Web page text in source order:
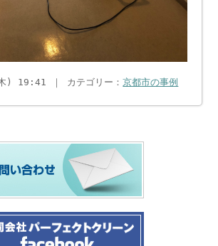
) 19:41 ｜ カテゴリー：京都市の事例